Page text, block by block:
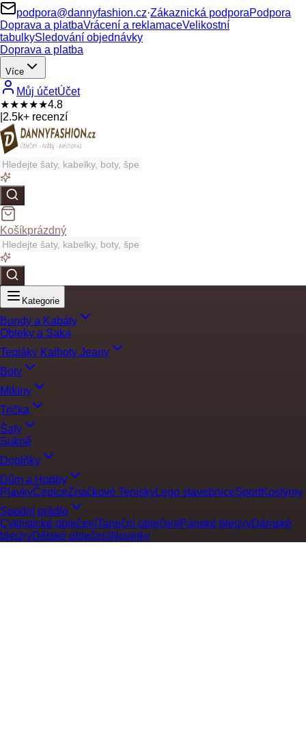
podpora@dannyfashion.cz·Zákaznická podporaPodpora
Doprava a platbaVrácení a reklamaceVelikostní
tabulkySledování objednávky
Doprava a platba
Více
Můj účetÚčet
★★★★★4.8
2.5k+ recenzí
Košíkprázdný
Kategorie
Bundy a Kabáty
Obleky a Saka
Tepláky Kalhoty Jeany
Boty
Mikiny
Trička
Šaty
Sukně
Doplňky
Dům a Hobby
PlavkyČepiceZnačkové TeniskyLego stavebniceSportKostýmy
Spodní prádlo
Cyklistické oblečeníTaneční oblečeníPánské blejzryDámské
blejzryDětské oblečeníNovinky